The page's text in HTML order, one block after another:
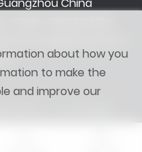
MED Co., Ltd. All Right
about how you
to make the
and improve our